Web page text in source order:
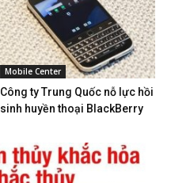
Mobile Center
Công ty Trung Quốc nỗ lực hồi
sinh huyền thoại BlackBerry